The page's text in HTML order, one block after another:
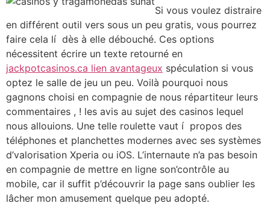
Si vous voulez distraire
en différent outil vers sous un peu gratis, vous pourrez
faire cela lí dès à elle débouché. Ces options
nécessitent écrire un texte retourné en
jackpotcasinos.ca lien avantageux spéculation si vous
optez le salle de jeu un peu. Voilà pourquoi nous
gagnons choisi en compagnie de nous répartiteur leurs
commentaires , ! les avis au sujet des casinos lequel
nous allouions. Une telle roulette vaut í propos des
téléphones et planchettes modernes avec ses systèmes
d’valorisation Xperia ou iOS. L’internaute n’a pas besoin
en compagnie de mettre en ligne son’contrôle au
mobile, car il suffit p’découvrir la page sans oublier les
lâcher mon amusement quelque peu adopté.